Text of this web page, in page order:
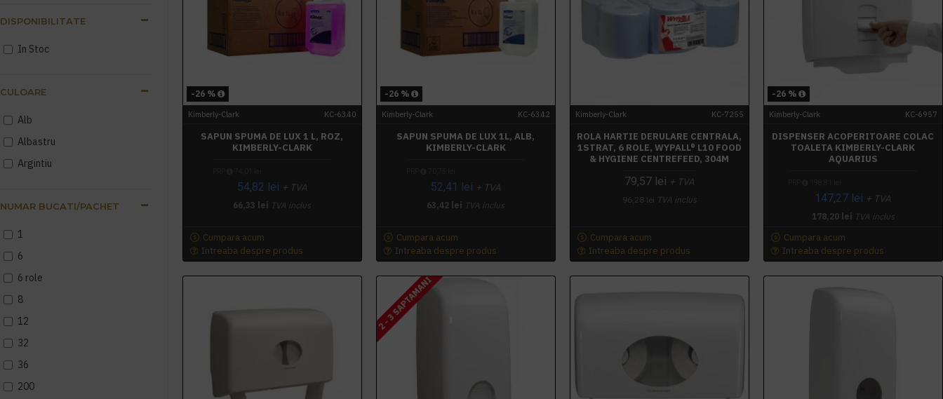
Role prosop hartie
Dispensere rola prosop
Role hartie industriala
Dozatoare Săpun Lichid
Profesionale
crema
CULOARE
Alb
Albastru
Argintiu
NUMAR BUCATI/PACHET
1
6
6 role
8
12
32
36
200
DISPONIBILITATE
In Stoc
-26 %
Kimberly-Clark KC-6340
SAPUN SPUMA DE LUX 1 L, ROZ,
KIMBERLY-CLARK
54,82 lei + TVA
66,33 lei TVA inclus
Cumpara acum
Intreaba despre produs
-26 %
Kimberly-Clark KC-6342
SAPUN SPUMA DE LUX 1L, ALB,
KIMBERLY-CLARK
52,41 lei + TVA
63,42 lei TVA inclus
Cumpara acum
Intreaba despre produs
Kimberly-Clark KC-7255
ROLA HARTIE DERULARE CENTRALA,
1STRAT, 6 ROLE, WYPALL® L10 FOOD
& HYGIENE CENTREFEED, 304M
79,57 lei + TVA
96,28 lei TVA inclus
Cumpara acum
Intreaba despre produs
-26 %
Kimberly-Clark KC-6957
DISPENSER ACOPERITOARE COLAC
TOALETA KIMBERLY-CLARK
AQUARIUS
147,27 lei + TVA
178,20 lei TVA inclus
Cumpara acum
Intreaba despre produs
2 - 3 SAPTAMANI